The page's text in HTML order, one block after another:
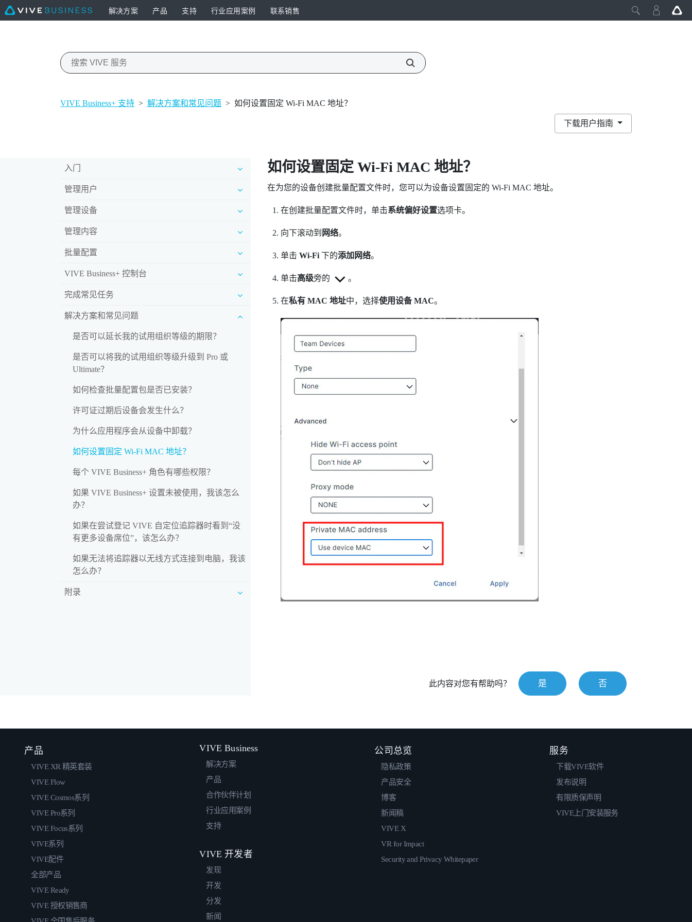
解决方案 产品 支持 行业应用案例 联系销售
VIVE Business+ 支持 > 解决方案和常见问题 > 如何设置固定 Wi‍-Fi MAC 地址？
下载用户指南
入门
管理用户
管理设备
管理内容
批量配置
VIVE Business+ 控制台
完成常见任务
解决方案和常见问题
是否可以延长我的试用组织等级的期限？
是否可以将我的试用组织等级升级到 Pro 或
Ultimate？
如何检查批量配置包是否已安装？
许可证过期后设备会发生什么？
为什么应用程序会从设备中卸载？
如何设置固定 Wi‍-Fi MAC 地址？
每个 VIVE Business+ 角色有哪些权限？
如果 VIVE Business+ 设置未被使用，我该怎么
办？
如果在尝试登记 VIVE 自定位追踪器时看到“没
有更多设备席位”，该怎么办？
如果无法将追踪器以无线方式连接到电脑，我该
怎么办？
附录
如何设置固定Wi‍-Fi MAC 地址？
在为您的设备创建批量配置文件时，您可以为设备设置固定的 Wi‍-Fi MAC 地址。
在创建批量配置文件时，单击系统偏好设置选项卡。
向下滚动到 网络。
单击 Wi-Fi下的添加网络。
单击高级旁的 。
在私有 MAC 地址中，选择使用设备 MAC。
此内容对您有帮助吗？ 是 否
产品
VIVE XR 精英套装
VIVE Flow
VIVE Cosmos系列
VIVE Pro系列
VIVE Focus系列
VIVE系列
VIVE配件
全部产品
VIVE Ready
VIVE 授权销售商
VIVE Business
解决方案
产品
合作伙伴计划
行业应用案例
支持
VIVE 开发者
发现
开发
分发
新闻
公司总览
隐私政策
产品安全
博客
新闻稿
VIVE X
VR for Impact
Security and Privacy Whitepaper
服务
下载VIVE软件
发布说明
有限质保声明
VIVE上门安装服务